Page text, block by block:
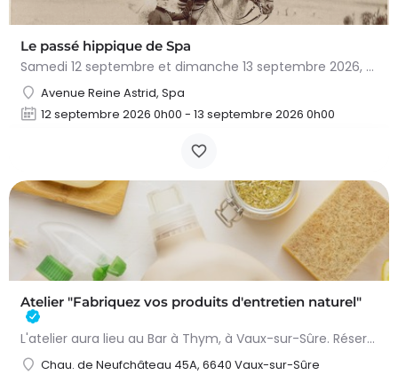
Le passé hippique de Spa
Samedi 12 septembre et dimanche 13 septembre 2026, plongez dans l'histoire fascinante du cheval à…
Avenue Reine Astrid, Spa
12 septembre 2026 0h00 - 13 septembre 2026 0h00
Atelier "Fabriquez vos produits d'entretien naturel"
L'atelier aura lieu au Bar à Thym, à Vaux-sur-Sûre. Réservation :
Chau. de Neufchâteau 45A, 6640 Vaux-sur-Sûre